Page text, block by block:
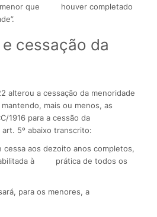
menor que
houver completado
cessação da
alterou a cessação da menoridade
mais ou menos, as
1916 para a cessão da
5º abaixo transcrito:
cessa aos dezoito anos completos,
à
prática de todos os
para os menores, a